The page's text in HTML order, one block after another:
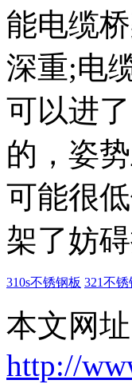
能电缆
深重;电
可以进
的，姿
可能很
架了妨
310s不锈钢板 321不锈
本文网址
http://